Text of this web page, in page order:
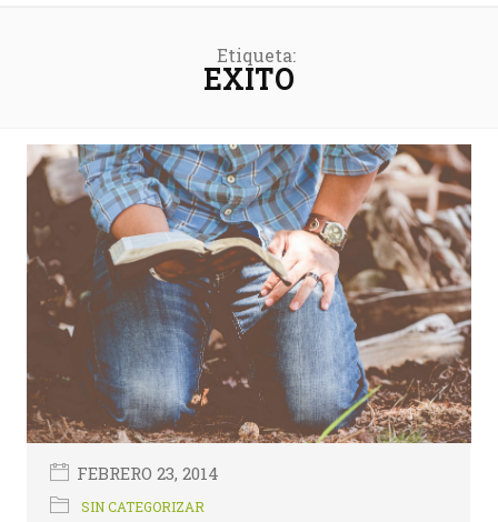
Etiqueta:
EXITO
FEBRERO 23, 2014
SIN CATEGORIZAR